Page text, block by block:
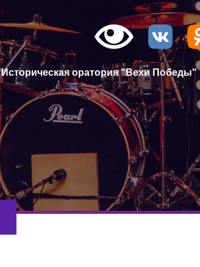
Историческая оратория "Вехи Победы"